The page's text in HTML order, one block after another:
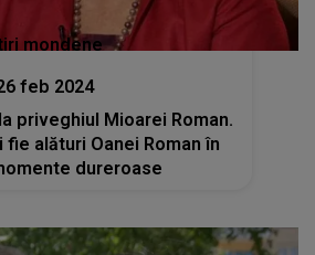
mondene
feb 2024
priveghiul Mioarei Roman.
fie alături Oanei Roman în
dureroase